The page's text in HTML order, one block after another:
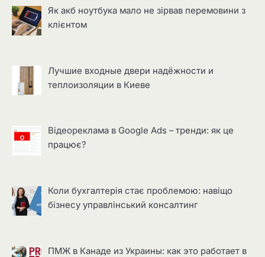
Як акб ноутбука мало не зірвав перемовини з
клієнтом
Лучшие входные двери надёжности и
теплоизоляции в Киеве
Відеореклама в Google Ads – тренди: як це
працює?
Коли бухгалтерія стає проблемою: навіщо
бізнесу управлінський консалтинг
ПМЖ в Канаде из Украины: как это работает в